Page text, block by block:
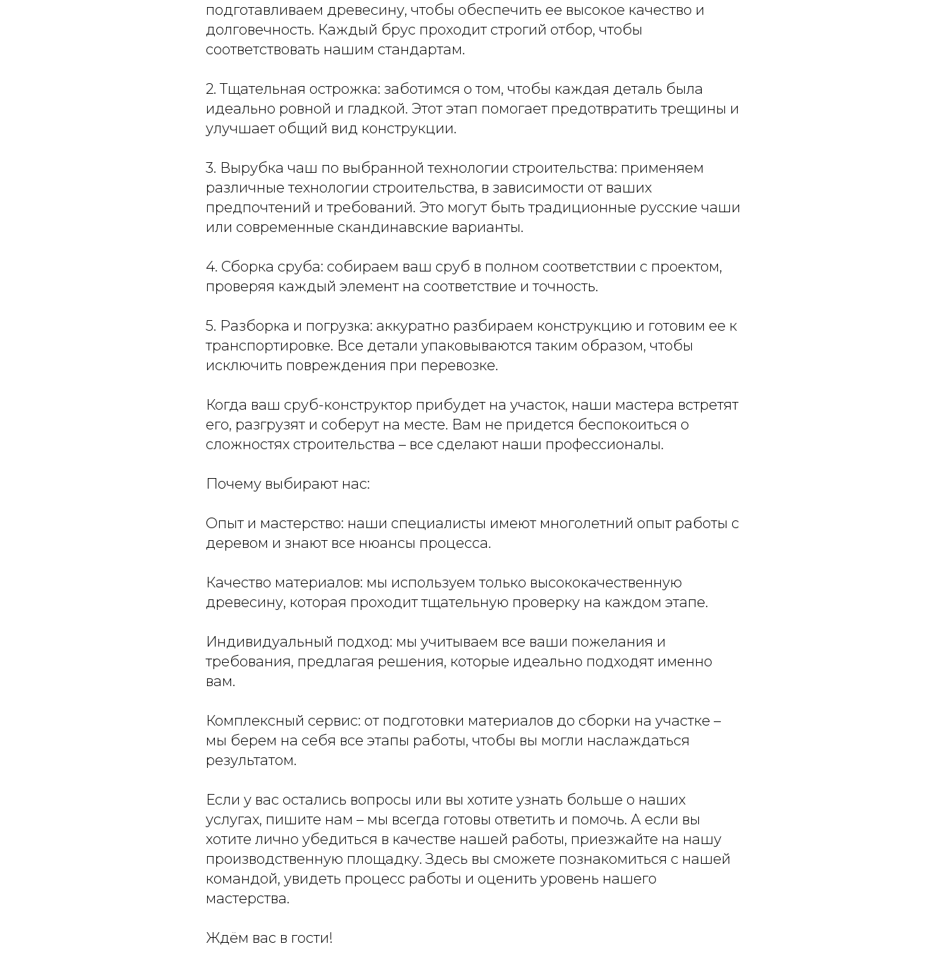
подготавливаем древесину, чтобы обеспечить ее высокое качество и
долговечность. Каждый брус проходит строгий отбор, чтобы
соответствовать нашим стандартам.
2. Тщательная острожка: заботимся о том, чтобы каждая деталь была
идеально ровной и гладкой. Этот этап помогает предотвратить трещины и
улучшает общий вид конструкции.
3. Вырубка чаш по выбранной технологии строительства: применяем
различные технологии строительства, в зависимости от ваших
предпочтений и требований. Это могут быть традиционные русские чаши
или современные скандинавские варианты.
4. Сборка сруба: собираем ваш сруб в полном соответствии с проектом,
проверяя каждый элемент на соответствие и точность.
5. Разборка и погрузка: аккуратно разбираем конструкцию и готовим ее к
транспортировке. Все детали упаковываются таким образом, чтобы
исключить повреждения при перевозке.
Когда ваш сруб-конструктор прибудет на участок, наши мастера встретят
его, разгрузят и соберут на месте. Вам не придется беспокоиться о
сложностях строительства – все сделают наши профессионалы.
Почему выбирают нас:
Опыт и мастерство: наши специалисты имеют многолетний опыт работы с
деревом и знают все нюансы процесса.
Качество материалов: мы используем только высококачественную
древесину, которая проходит тщательную проверку на каждом этапе.
Индивидуальный подход: мы учитываем все ваши пожелания и
требования, предлагая решения, которые идеально подходят именно
вам.
Комплексный сервис: от подготовки материалов до сборки на участке –
мы берем на себя все этапы работы, чтобы вы могли наслаждаться
результатом.
Если у вас остались вопросы или вы хотите узнать больше о наших
услугах, пишите нам – мы всегда готовы ответить и помочь. А если вы
хотите лично убедиться в качестве нашей работы, приезжайте на нашу
производственную площадку. Здесь вы сможете познакомиться с нашей
командой, увидеть процесс работы и оценить уровень нашего
мастерства.
Ждём вас в гости!